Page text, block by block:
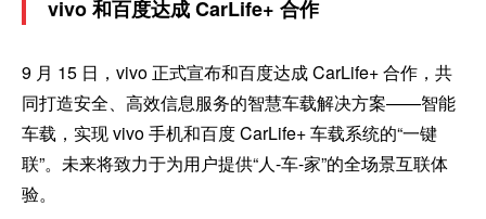
vivo 和百度达成 CarLife+ 合作
9 月 15 日，vivo 正式宣布和百度达成 CarLife+ 合作，共
同打造安全、高效信息服务的智慧车载解决方案——智能
车载，实现 vivo 手机和百度 CarLife+ 车载系统的“一键
联”。未来将致力于为用户提供“人-车-家”的全场景互联体
验。